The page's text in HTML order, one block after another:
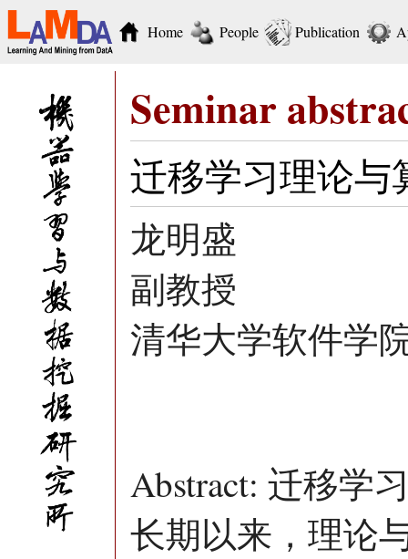
Home People Publication
Seminar
迁移学习理论与
龙明盛
副教授
清华大学软件学
Abstract: 迁移学
长期以来，理论